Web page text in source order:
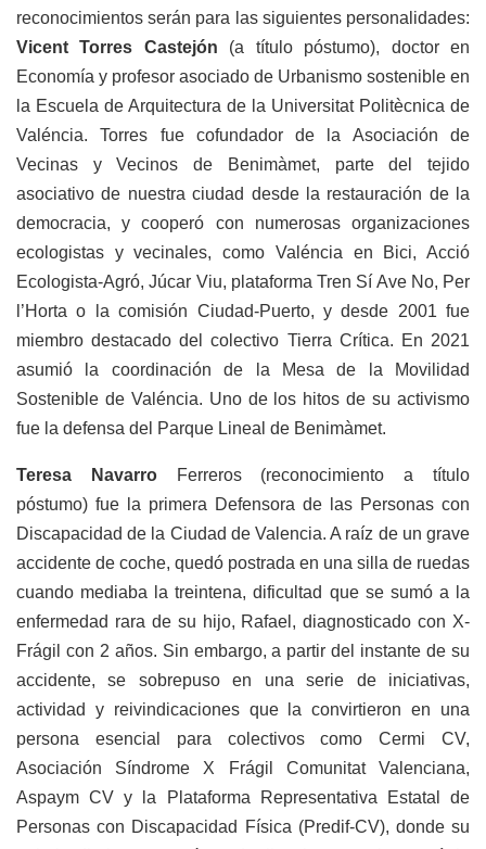
reconocimientos serán para las siguientes personalidades:
Vicent Torres Castejón (a título póstumo), doctor en
Economía y profesor asociado de Urbanismo sostenible en
la Escuela de Arquitectura de la Universitat Politècnica de
Valéncia. Torres fue cofundador de la Asociación de
Vecinas y Vecinos de Benimàmet, parte del tejido
asociativo de nuestra ciudad desde la restauración de la
democracia, y cooperó con numerosas organizaciones
ecologistas y vecinales, como Valéncia en Bici, Acció
Ecologista-Agró, Júcar Viu, plataforma Tren Sí Ave No, Per
l’Horta o la comisión Ciudad-Puerto, y desde 2001 fue
miembro destacado del colectivo Tierra Crítica. En 2021
asumió la coordinación de la Mesa de la Movilidad
Sostenible de Valéncia. Uno de los hitos de su activismo
fue la defensa del Parque Lineal de Benimàmet.
Teresa NavarroFerreros (reconocimiento a título
póstumo) fue la primera Defensora de las Personas con
Discapacidad de la Ciudad de Valencia. A raíz de un grave
accidente de coche, quedó postrada en una silla de ruedas
cuando mediaba la treintena, dificultad que se sumó a la
enfermedad rara de su hijo, Rafael, diagnosticado con X-
Frágil con 2 años. Sin embargo, a partir del instante de su
accidente, se sobrepuso en una serie de iniciativas,
actividad y reivindicaciones que la convirtieron en una
persona esencial para colectivos como Cermi CV,
Asociación Síndrome X Frágil Comunitat Valenciana,
Aspaym CV y la Plataforma Representativa Estatal de
Personas con Discapacidad Física (Predif-CV), donde su